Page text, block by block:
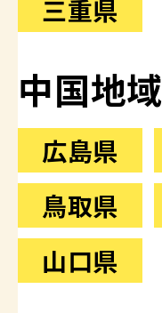
三重県
中国地域
広島県
鳥取県
山口県